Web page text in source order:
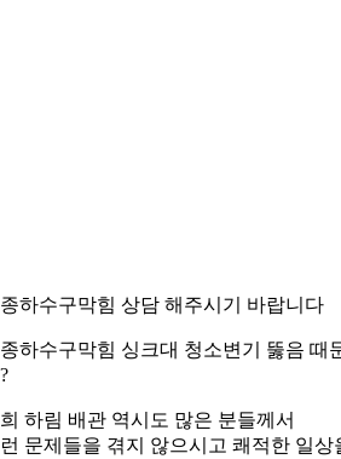
하수구막힘 상담 해주시기 바랍니다
하수구막힘 싱크대 청소변기 뚫음 때
하림 배관 역시도 많은 분들께서
문제들을 겪지 않으시고 쾌적한 일